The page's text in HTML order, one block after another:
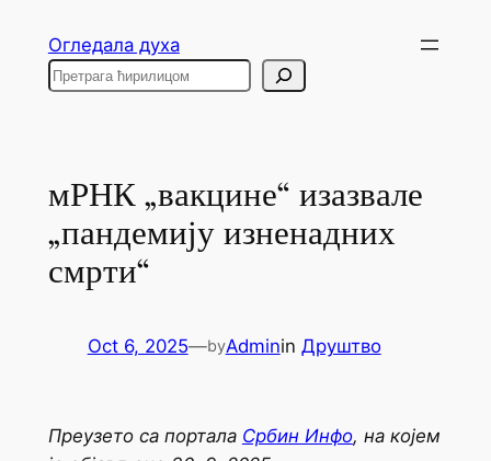
content
Огледала духа
Search
мРНК „вакцине“ изазвале
„пандемију изненадних
смрти“
Oct 6, 2025—byAdminin Друштво
Преузето са портала Србин Инфо, на којем